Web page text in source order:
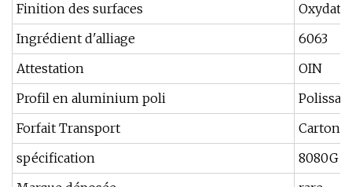
Finition des surfaces
Ingrédient d'alliage
6063
Attestation
OIN
Profil en aluminium poli
Forfait Transport
Carton
spécification
8080G